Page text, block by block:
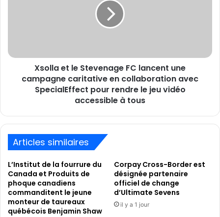
caritative
collaboration
rendre
jeu
vidéo
accessible
à
tous
Xsolla et le Stevenage FC lancent une
campagne caritative en collaboration avec
SpecialEffect pour rendre le jeu vidéo
accessible à tous
Articles similaires
L’Institut de la fourrure du
Canada et Produits de
phoque canadiens
commanditent le jeune
monteur de taureaux
québécois Benjamin Shaw
Corpay Cross-Border est
désignée partenaire
officiel de change
d’Ultimate Sevens
il y a 1 jour